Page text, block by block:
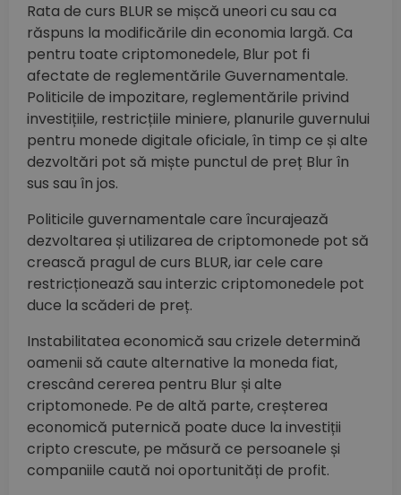
Rata de curs BLUR se mișcă uneori cu sau ca
răspuns la modificările din economia largă. Ca
pentru toate criptomonedele, Blur pot fi
afectate de reglementările Guvernamentale.
Politicile de impozitare, reglementările privind
investițiile, restricțiile miniere, planurile guvernului
pentru monede digitale oficiale, în timp ce și alte
dezvoltări pot să miște punctul de preț Blur în
sus sau în jos.
Politicile guvernamentale care încurajează
dezvoltarea și utilizarea de criptomonede pot să
crească pragul de curs BLUR, iar cele care
restricționează sau interzic criptomonedele pot
duce la scăderi de preț.
Instabilitatea economică sau crizele determină
oamenii să caute alternative la moneda fiat,
crescând cererea pentru Blur și alte
criptomonede. Pe de altă parte, creșterea
economică puternică poate duce la investiții
cripto crescute, pe măsură ce persoanele și
companiile caută noi oportunități de profit.